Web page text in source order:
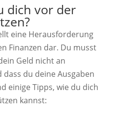
dich vor der
eine Herausforderung
Finanzen dar. Du musst
Geld nicht an
du deine Ausgaben
einige Tipps, wie du dich
kannst: